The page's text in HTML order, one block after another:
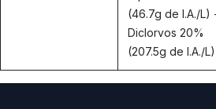
(46.7g de I.A./L)
Diclorvos 20%
(207.5g de I.A./L)